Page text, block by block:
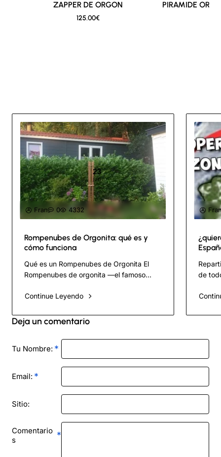
ZAPPER DE ORGON
125.00€
PIRAMIDE
23
jun
Fran 0 4332
Rompenubes de Orgonita: qué es y
cómo funciona
Qué es un Rompenubes de Orgonita El
Rompenubes de orgonita —el famoso
probablemente el dispositivo más llamati..
Continue Leyendo
de
Deja un comentario
Tu Nombre:
Email:
Sitio:
Comentario
s